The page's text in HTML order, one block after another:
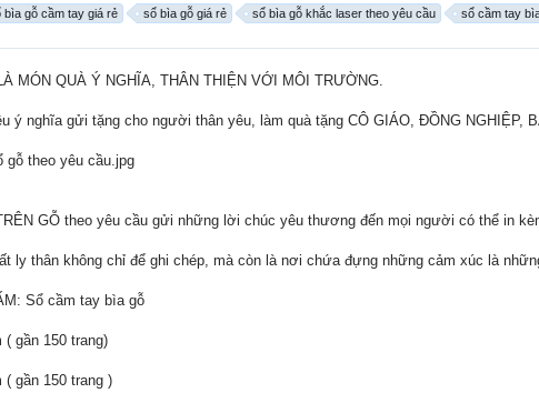
bìa gỗ cầm tay giá rẻ sổ bìa gỗ giá rẻ sổ bìa gỗ khắc laser theo yêu cầu sổ cầm tay
MÓN QUÀ Ý NGHĨA, THÂN THIỆN VỚI MÔI TRƯỜNG.
ý nghĩa gửi tặng cho người thân yêu, làm quà tặng CÔ GIÁO, ĐỒNG NGHIỆP,
GỖ theo yêu cầu gửi những lời chúc yêu thương đến mọi người có thể in
ly thân không chỉ để ghi chép, mà còn là nơi chứa đựng những cảm xúc là
Sổ cầm tay bìa gỗ
gần 150 trang)
gần 150 trang )